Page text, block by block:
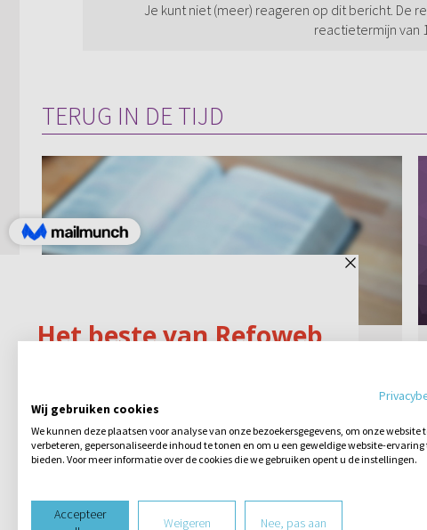
Je kunt niet (meer) reageren op dit bericht. De
reactietermijn van
TERUG IN DE TIJD
Misschien een bijzondere vraag, maar
waarom wordt het geslachtsregister van
Jozef (als eerste) beschreven, terwijl hij
Wij gebruiken cookies
We kunnen deze plaatsen voor analyse van onze bezoekersgegevens, om onze website
verbeteren, gepersonaliseerde inhoud te tonen en om u een geweldige website-ervaring
bieden. Voor meer informatie over de cookies die we gebruiken opent u de instellingen.
Accepteer
Weigeren Nee, pas aan